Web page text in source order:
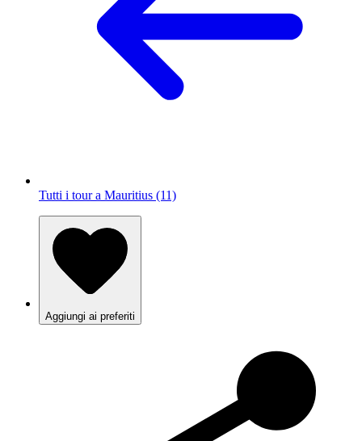
Tutti i tour a Mauritius (11)
Aggiungi ai preferiti